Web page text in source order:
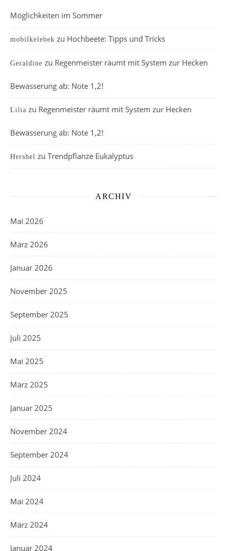
Möglichkeiten im Sommer
mobilkelebek zu Hochbeete: Tipps und Tricks
Geraldine zu Regenmeister räumt mit System zur Hecken
Bewässerung ab: Note 1,2!
Lilia zu Regenmeister räumt mit System zur Hecken
Bewässerung ab: Note 1,2!
Hershel zu Trendpflanze Eukalyptus
ARCHIV
Mai 2026
März 2026
Januar 2026
November 2025
September 2025
Juli 2025
Mai 2025
März 2025
Januar 2025
November 2024
September 2024
Juli 2024
Mai 2024
März 2024
Januar 2024